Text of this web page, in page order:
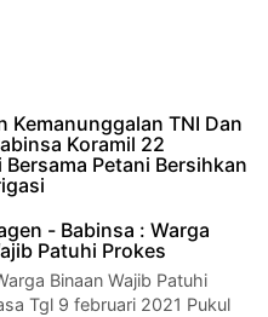
Kemanunggalan TNI Dan
Koramil 22
Petani Bersihkan
Joko Sri Murningsih
Kodim 0723 Klaten
- Babinsa : Warga
Patuhi Prokes
Binaan Wajib Patuhi
Tgl 9 februari 2021 Pukul